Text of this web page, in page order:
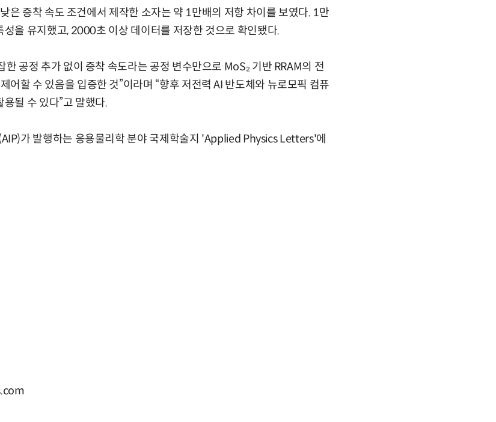
은 증착 속도 조건에서 제작한 소자는 약 1만배의 저항 차이를 보였다. 1만
성을 유지했고, 2000초 이상 데이터를 저장한 것으로 확인됐다.
한 공정 추가 없이 증착 속도라는 공정 변수만으로 MoS₂ 기반 RRAM의 전
어할 수 있음을 입증한 것”이라며 “향후 저전력 AI 반도체와 뉴로모픽 컴퓨
될 수 있다”고 말했다.
가 발행하는 응용물리학 분야 국제학술지 'Applied Physics Letters'에